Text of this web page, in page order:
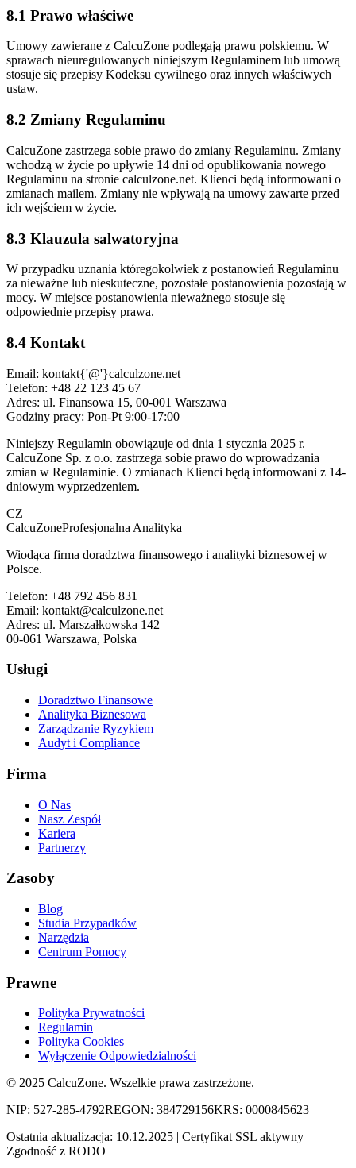
8.1 Prawo właściwe
Umowy zawierane z CalcuZone podlegają prawu polskiemu. W
sprawach nieuregulowanych niniejszym Regulaminem lub umową
stosuje się przepisy Kodeksu cywilnego oraz innych właściwych
ustaw.
8.2 Zmiany Regulaminu
CalcuZone zastrzega sobie prawo do zmiany Regulaminu. Zmiany
wchodzą w życie po upływie 14 dni od opublikowania nowego
Regulaminu na stronie calculzone.net. Klienci będą informowani o
zmianach mailem. Zmiany nie wpływają na umowy zawarte przed
ich wejściem w życie.
8.3 Klauzula salwatoryjna
W przypadku uznania któregokolwiek z postanowień Regulaminu
za nieważne lub nieskuteczne, pozostałe postanowienia pozostają w
mocy. W miejsce postanowienia nieważnego stosuje się
odpowiednie przepisy prawa.
8.4 Kontakt
Email: kontakt{'@'}calculzone.net
Telefon: +48 22 123 45 67
Adres: ul. Finansowa 15, 00-001 Warszawa
Godziny pracy: Pon-Pt 9:00-17:00
Niniejszy Regulamin obowiązuje od dnia 1 stycznia 2025 r.
CalcuZone Sp. z o.o. zastrzega sobie prawo do wprowadzania
zmian w Regulaminie. O zmianach Klienci będą informowani z 14-
dniowym wyprzedzeniem.
CZ
CalcuZoneProfesjonalna Analityka
Wiodąca firma doradztwa finansowego i analityki biznesowej w
Polsce.
Telefon: +48 792 456 831
Email: kontakt@calculzone.net
Adres: ul. Marszałkowska 142
00-061 Warszawa, Polska
Usługi
Doradztwo Finansowe
Analityka Biznesowa
Zarządzanie Ryzykiem
Audyt i Compliance
Firma
O Nas
Nasz Zespół
Kariera
Partnerzy
Zasoby
Blog
Studia Przypadków
Narzędzia
Centrum Pomocy
Prawne
Polityka Prywatności
Regulamin
Polityka Cookies
Wyłączenie Odpowiedzialności
© 2025 CalcuZone. Wszelkie prawa zastrzeżone.
NIP: 527-285-4792REGON: 384729156KRS: 0000845623
Ostatnia aktualizacja: 10.12.2025 | Certyfikat SSL aktywny |
Zgodność z RODO